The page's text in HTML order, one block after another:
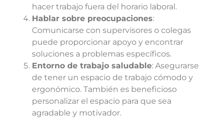
hacer trabajo fuera del horario laboral.
Hablar sobre preocupaciones:
Comunicarse con supervisores o colegas
puede proporcionar apoyo y encontrar
soluciones a problemas específicos.
Entorno de trabajo saludable: Asegurarse
de tener un espacio de trabajo cómodo y
ergonómico. También es beneficioso
personalizar el espacio para que sea
agradable y motivador.